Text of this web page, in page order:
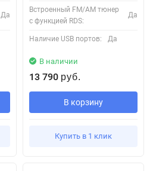
Да
Встроенный FM/AM тюнер
с функцией RDS:
Да
Наличие USB портов: Да
В наличии
13 790 руб.
В корзину
Купить в 1 клик